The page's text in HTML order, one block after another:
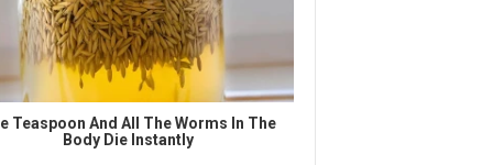
Teaspoon And All The Worms In The
Body Die Instantly